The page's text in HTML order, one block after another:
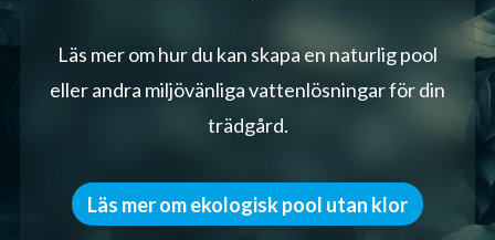
Läs mer om hur du kan skapa en naturlig pool
eller andra miljövänliga vattenlösningar för din
trädgård.
Läs mer om ekologisk pool utan klor